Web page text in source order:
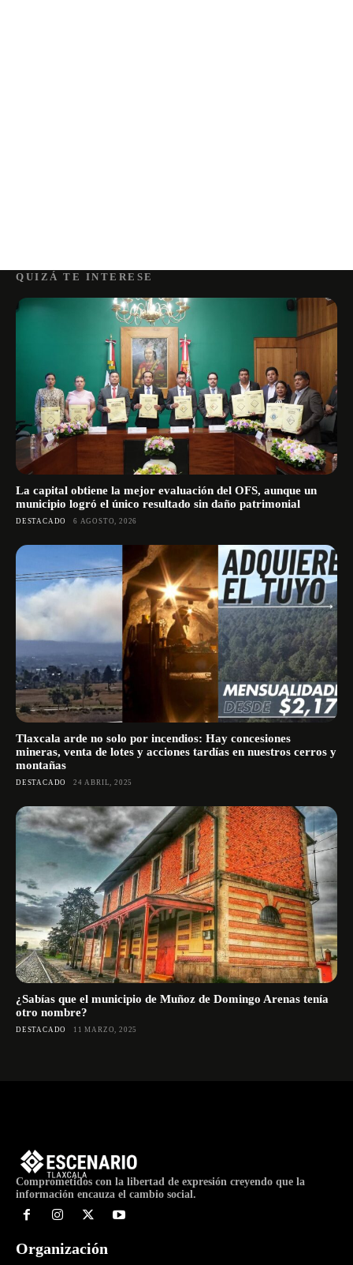
QUIZÁ TE INTERESE
La capital obtiene la mejor evaluación del OFS, aunque un
municipio logró el único resultado sin daño patrimonial
DESTACADO 6 AGOSTO, 2026
Tlaxcala arde no solo por incendios: Hay concesiones
mineras, venta de lotes y acciones tardías en nuestros cerros y
montañas
DESTACADO 24 ABRIL, 2025
¿Sabías que el municipio de Muñoz de Domingo Arenas tenía
otro nombre?
DESTACADO 11 MARZO, 2025
Comprometidos con la libertad de expresión creyendo que la
información encauza el cambio social.
Organización